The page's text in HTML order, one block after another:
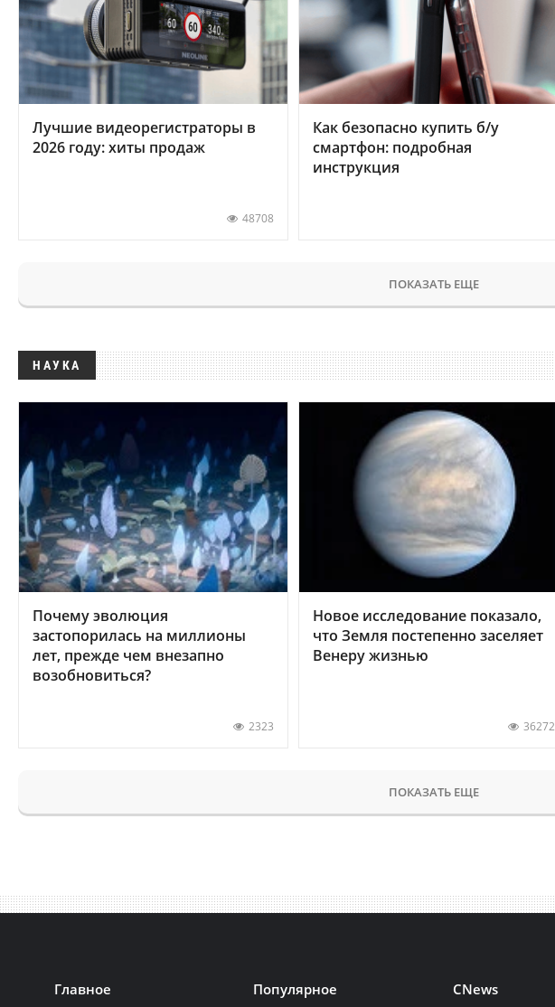
Лучшие видеорегистраторы в
2026 году: хиты продаж
48708
Как безопасно купить б/у
смартфон: подробная
инструкция
ПОКАЗАТЬ ЕЩЕ
НАУКА
Почему эволюция
застопорилась на миллионы
лет, прежде чем внезапно
возобновиться?
2323
Новое исследование показало,
что Земля постепенно заселяет
Венеру жизнью
36272
ПОКАЗАТЬ ЕЩЕ
Главное Популярное CNews